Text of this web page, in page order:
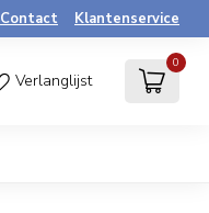
Contact Klantenservice
Verlanglijst
0